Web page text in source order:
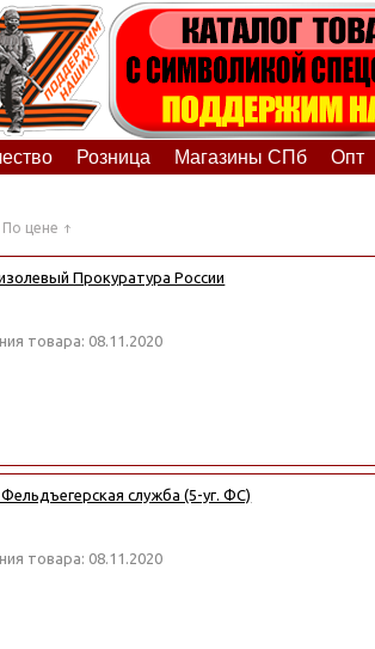
Розница Магазины СПб Опт
По цене
Прокуратура России
товара: 08.11.2020
служба (5-уг. ФС)
товара: 08.11.2020